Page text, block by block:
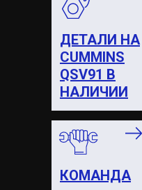
КОМАНДА
ДЕТАЛИ НА
CUMMINS
QSV91 В
НАЛИЧИИ